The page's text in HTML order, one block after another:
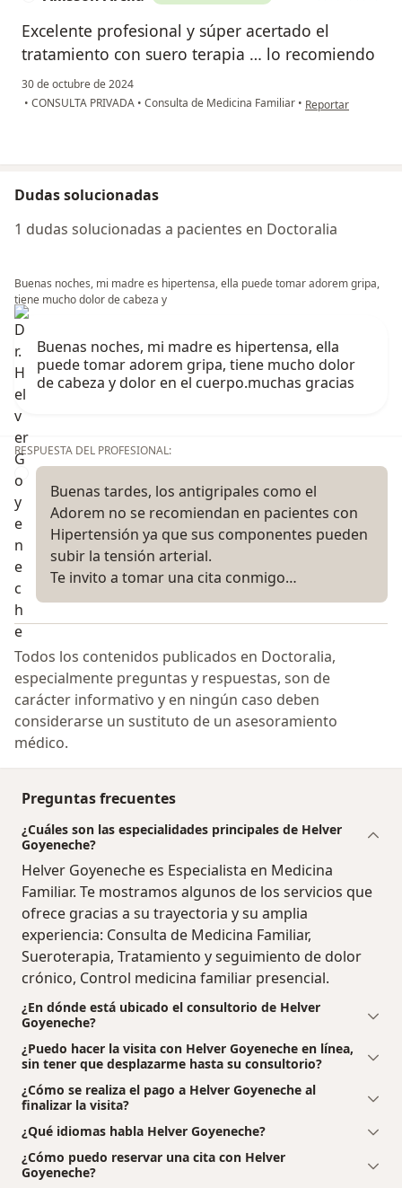
Excelente profesional y súper acertado el
tratamiento con suero terapia … lo recomiendo
30 de octubre de 2024
• CONSULTA PRIVADA • Consulta de Medicina Familiar • en opinión del
Reportar
Dudas solucionadas
1 dudas solucionadas a pacientes en Doctoralia
Buenas noches, mi madre es hipertensa, ella puede tomar adorem gripa,
tiene mucho dolor de cabeza y
Buenas noches, mi madre es hipertensa, ella
puede tomar adorem gripa, tiene mucho dolor
de cabeza y dolor en el cuerpo.muchas gracias
RESPUESTA DEL PROFESIONAL:
Buenas tardes, los antigripales como el
Adorem no se recomiendan en pacientes con
Hipertensión ya que sus componentes pueden
subir la tensión arterial.
Te invito a tomar una cita conmigo…
Todos los contenidos publicados en Doctoralia,
especialmente preguntas y respuestas, son de
carácter informativo y en ningún caso deben
considerarse un sustituto de un asesoramiento
médico.
Preguntas frecuentes
¿Cuáles son las especialidades principales de Helver
Goyeneche?
Helver Goyeneche es Especialista en Medicina
Familiar. Te mostramos algunos de los servicios que
ofrece gracias a su trayectoria y su amplia
experiencia: Consulta de Medicina Familiar,
Sueroterapia, Tratamiento y seguimiento de dolor
crónico, Control medicina familiar presencial.
¿En dónde está ubicado el consultorio de Helver
Goyeneche?
¿Puedo hacer la visita con Helver Goyeneche en línea,
sin tener que desplazarme hasta su consultorio?
¿Cómo se realiza el pago a Helver Goyeneche al
finalizar la visita?
¿Qué idiomas habla Helver Goyeneche?
¿Cómo puedo reservar una cita con Helver
Goyeneche?